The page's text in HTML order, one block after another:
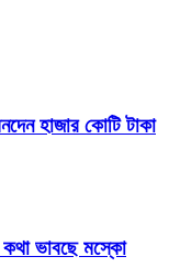
হাজার কোটি টাকা
কথা ভাবছে মস্কো